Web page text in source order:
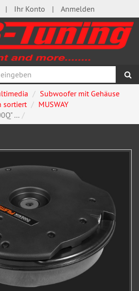
Ihr Konto Anmelden
Subwoofer mit Gehäuse
sortiert
MUSWAY
...